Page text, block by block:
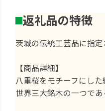
返礼品の特徴
茨城の伝統工芸品に指
【商品詳細】
八重桜をモチーフにし
世界三大銘木の一つで